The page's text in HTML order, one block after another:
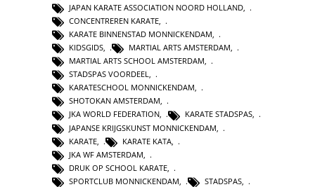
JAPAN KARATE ASSOCIATION NOORD HOLLAND
CONCENTREREN KARATE,
KARATE BINNENSTAD MONNICKENDAM,
KIDSGIDS, MARTIAL ARTS AMSTERDAM,
MARTIAL ARTS SCHOOL AMSTERDAM,
STADSPAS VOORDEEL,
KARATESCHOOL MONNICKENDAM,
SHOTOKAN AMSTERDAM,
JKA WORLD FEDERATION, KARATE STADSPAS,
JAPANSE KRIJGSKUNST MONNICKENDAM
KARATE
KARATE KATA
JKA WF AMSTERDAM
DRUK OP SCHOOL KARATE
SPORTCLUB MONNICKENDAM
STADSPAS